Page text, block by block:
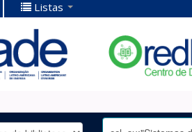
Listas